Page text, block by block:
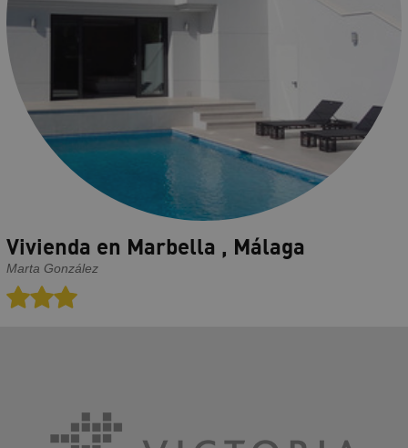
Vivienda en Marbella , Málaga
Marta González